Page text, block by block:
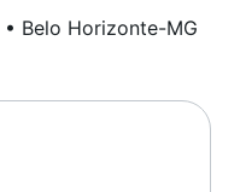
• Belo Horizonte-MG